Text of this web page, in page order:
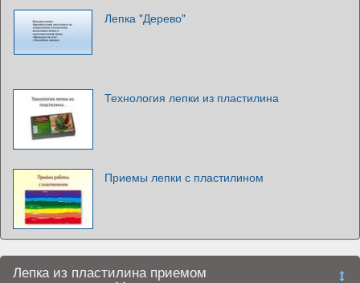
Лепка "Дерево"
Технология лепки из пластилина
Приемы лепки с пластилином
Лепка из пластилина приемом